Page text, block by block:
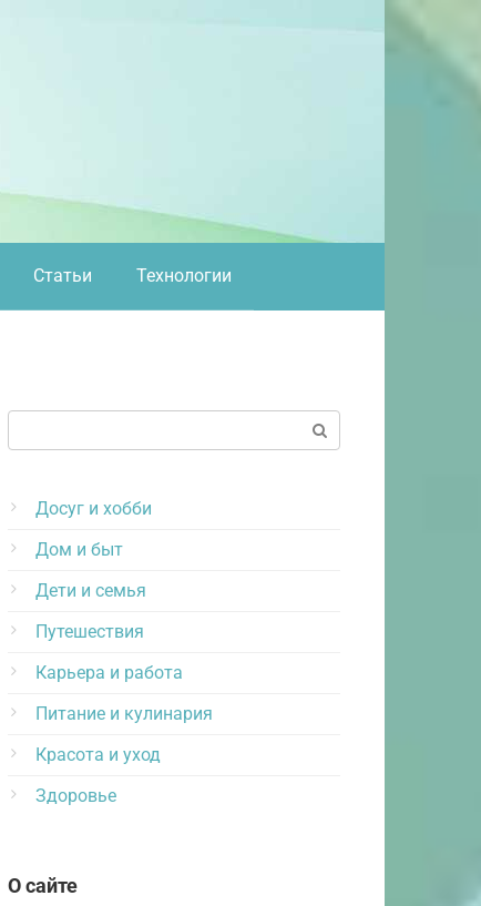
Статьи Технологии
Досуг и хобби
Дом и быт
Дети и семья
Путешествия
Карьера и работа
Питание и кулинария
Красота и уход
Здоровье
О сайте